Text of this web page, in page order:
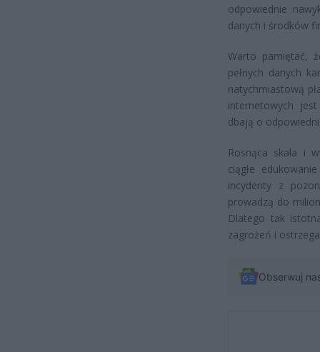
odpowiednie
danych i środków
Warto pamiętać,
pełnych danych
natychmiastową
internetowych
dbają o
Rosnąca skala i
ciągłe
incydenty z
prowadzą do
Dlatego tak
zagrożeń i
Obserwuj